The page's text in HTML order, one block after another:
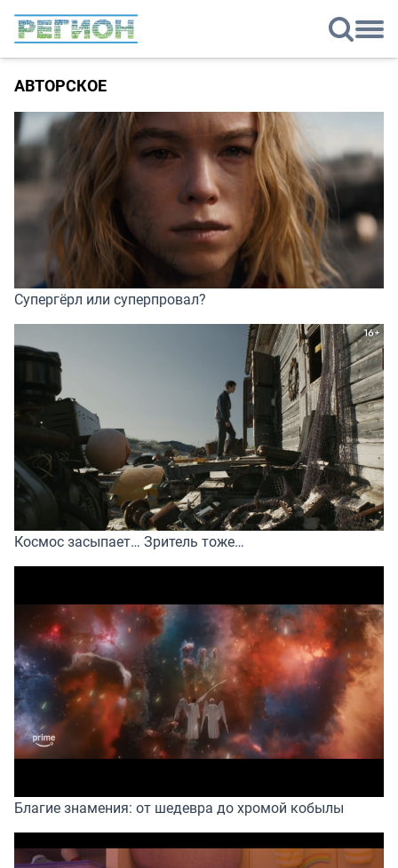
АВТОРСКОЕ
Супергёрл или суперпровал?
Космос засыпает… Зритель тоже…
Благие знамения: от шедевра до хромой кобылы